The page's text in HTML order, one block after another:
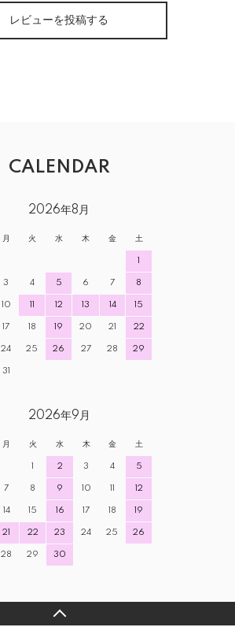
レビューを投稿する
CALENDAR
2026年8月
月 火 水 木 金 土
1
3 4 5 6 7 8
10 11 12 13 14 15
17 18 19 20 21 22
24 25 26 27 28 29
31
2026年9月
月 火 水 木 金 土
1 2 3 4 5
7 8 9 10 11 12
14 15 16 17 18 19
21 22 23 24 25 26
28 29 30